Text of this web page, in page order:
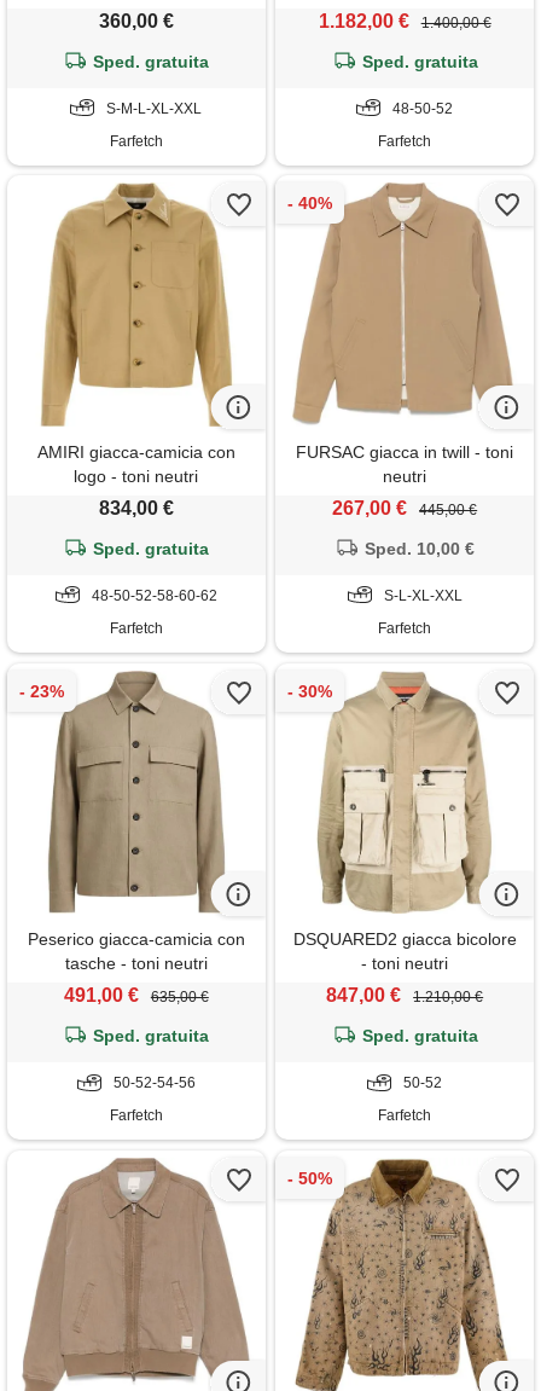
360,00 €
Sped. gratuita
S-M-L-XL-XXL
Farfetch
1.182,00 € 1.400,00 €
Sped. gratuita
48-50-52
Farfetch
AMIRI giacca-camicia con
logo - toni neutri
834,00 €
Sped. gratuita
48-50-52-58-60-62
Farfetch
FURSAC giacca in twill - toni
neutri
267,00 € 445,00 €
Sped. 10,00 €
S-L-XL-XXL
Farfetch
Peserico giacca-camicia con
tasche - toni neutri
491,00 € 635,00 €
Sped. gratuita
50-52-54-56
Farfetch
DSQUARED2 giacca bicolore
- toni neutri
847,00 € 1.210,00 €
Sped. gratuita
50-52
Farfetch